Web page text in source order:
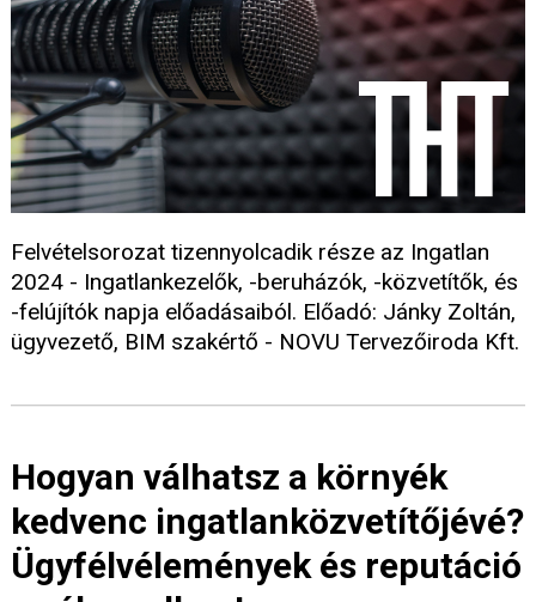
Felvételsorozat tizennyolcadik része az Ingatlan
2024 - Ingatlankezelők, -beruházók, -közvetítők, és
-felújítók napja előadásaiból. Előadó: Jánky Zoltán,
ügyvezető, BIM szakértő - NOVU Tervezőiroda Kft.
Hogyan válhatsz a környék
kedvenc ingatlanközvetítőjévé?
Ügyfélvélemények és reputáció